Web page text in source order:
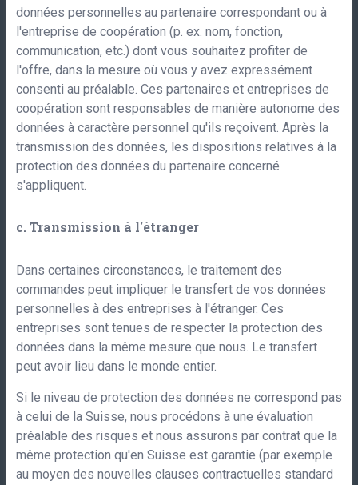
données personnelles au partenaire correspondant ou à
l'entreprise de coopération (p. ex. nom, fonction,
communication, etc.) dont vous souhaitez profiter de
l'offre, dans la mesure où vous y avez expressément
consenti au préalable. Ces partenaires et entreprises de
coopération sont responsables de manière autonome des
données à caractère personnel qu'ils reçoivent. Après la
transmission des données, les dispositions relatives à la
protection des données du partenaire concerné
s'appliquent.
c. Transmission à l'étranger
Dans certaines circonstances, le traitement des
commandes peut impliquer le transfert de vos données
personnelles à des entreprises à l'étranger. Ces
entreprises sont tenues de respecter la protection des
données dans la même mesure que nous. Le transfert
peut avoir lieu dans le monde entier.
Si le niveau de protection des données ne correspond pas
à celui de la Suisse, nous procédons à une évaluation
préalable des risques et nous assurons par contrat que la
même protection qu'en Suisse est garantie (par exemple
au moyen des nouvelles clauses contractuelles standard